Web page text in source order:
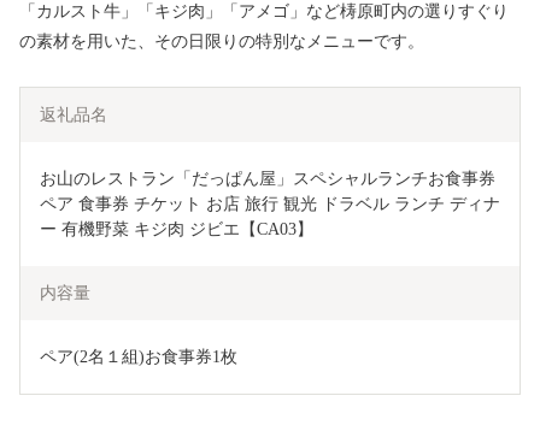
「カルスト牛」「キジ肉」「アメゴ」など梼原町内の選りすぐり
の素材を用いた、その日限りの特別なメニューです。
返礼品名
お山のレストラン「だっぱん屋」スペシャルランチお食事券
ペア 食事券 チケット お店 旅行 観光 ドラベル ランチ ディナ
ー 有機野菜 キジ肉 ジビエ【CA03】
内容量
ペア(2名１組)お食事券1枚